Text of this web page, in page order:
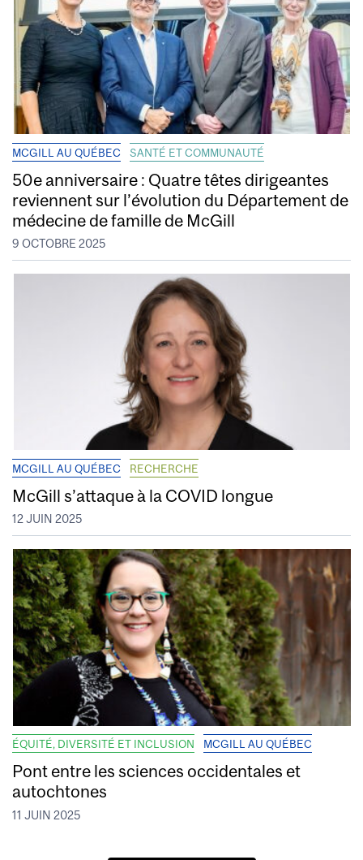
MCGILL AU QUÉBEC SANTÉ ET COMMUNAUTÉ
50e anniversaire : Quatre têtes dirigeantes
reviennent sur l’évolution du Département de
médecine de famille de McGill
9 OCTOBRE 2025
MCGILL AU QUÉBEC RECHERCHE
McGill s’attaque à la COVID longue
12 JUIN 2025
ÉQUITÉ, DIVERSITÉ ET INCLUSION MCGILL AU QUÉBEC
Pont entre les sciences occidentales et
autochtones
11 JUIN 2025